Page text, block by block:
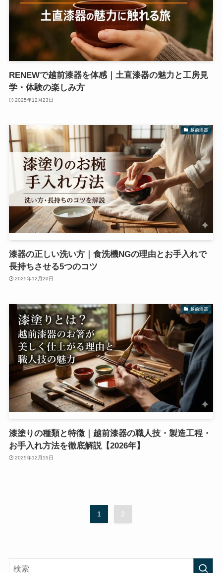
RENEWで越前漆器を体感｜土直漆器の魅力と工房見
学・体験の楽しみ方
2025年12月23日
越前漆器
漆器の正しい洗い方｜食洗機NGの理由とお手入れで
長持ちさせる5つのコツ
2025年12月20日
越前漆器
漆塗りの種類と特徴｜越前漆器の職人技・製造工程・
お手入れ方法を徹底解説【2026年】
2025年12月15日
1 2